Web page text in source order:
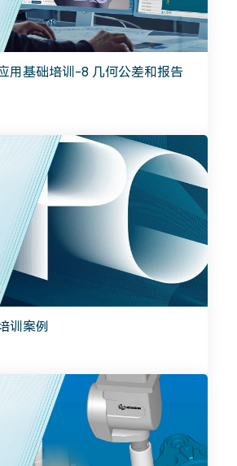
用基础培训-8 几何公差和报告
训案例